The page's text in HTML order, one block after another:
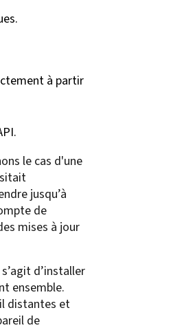
à partir
le cas d'une
jusqu’à
de
mises à jour
d’installer
ensemble.
distantes et
de